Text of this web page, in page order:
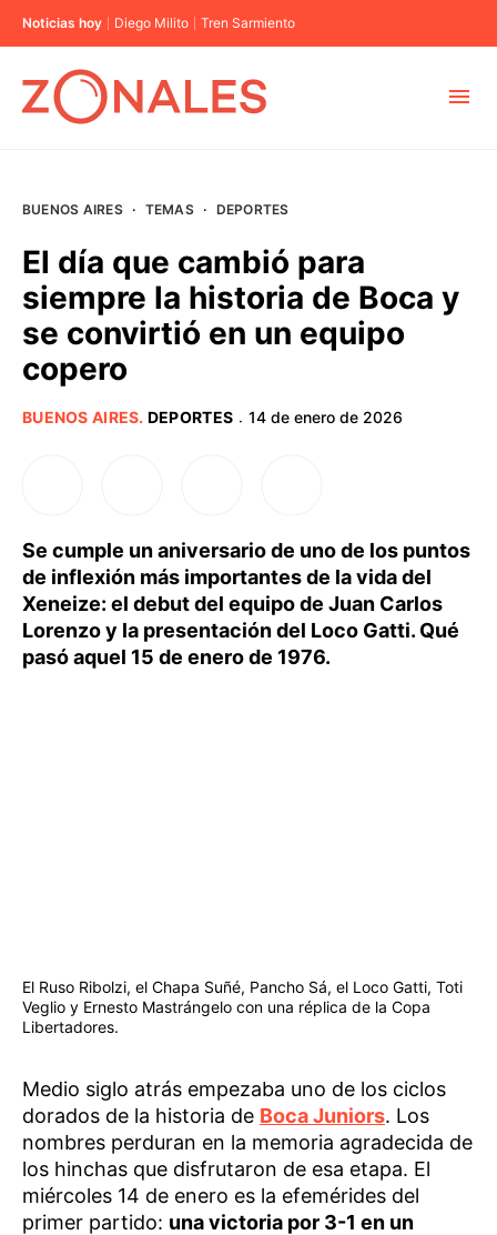
Noticias hoy Diego Milito Tren Sarmiento
BUENOS AIRES
PROVINCIAS
BUENOS AIRES · TEMAS · DEPORTES
El día que cambió para
siempre la historia de Boca y
se convirtió en un equipo
copero
BUENOS AIRES. DEPORTES · 14 de enero de 2026
Se cumple un aniversario de uno de los puntos
de inflexión más importantes de la vida del
Xeneize: el debut del equipo de Juan Carlos
Lorenzo y la presentación del Loco Gatti. Qué
pasó aquel 15 de enero de 1976.
El Ruso Ribolzi, el Chapa Suñé, Pancho Sá, el Loco Gatti, Toti
Veglio y Ernesto Mastrángelo con una réplica de la Copa
Libertadores.
Medio siglo atrás empezaba uno de los ciclos
dorados de la historia de Boca Juniors. Los
nombres perduran en la memoria agradecida de
los hinchas que disfrutaron de esa etapa. El
miércoles 14 de enero es la efemérides del
primer partido: una victoria por 3-1 en un